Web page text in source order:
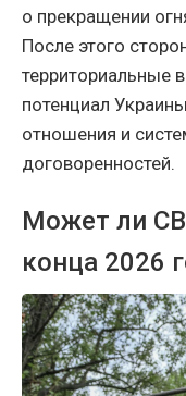
о прекращении
После этого
территориальные
потенциал
отношения и
договоренностей.
Может ли
конца 2026